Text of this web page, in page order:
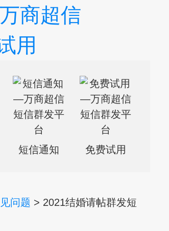
短信通知 免费试用
问题 > 2021结婚请帖群发短